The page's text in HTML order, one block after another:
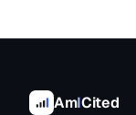
AmICited